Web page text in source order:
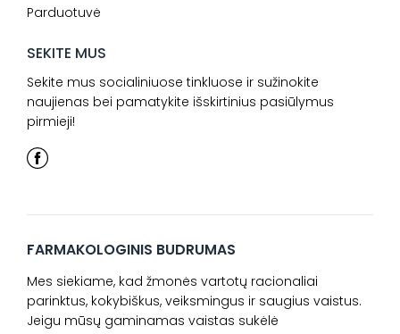
Parduotuvė
SEKITE MUS
Sekite mus socialiniuose tinkluose ir sužinokite
naujienas bei pamatykite išskirtinius pasiūlymus
pirmieji!
FARMAKOLOGINIS BUDRUMAS
Mes siekiame, kad žmonės vartotų racionaliai
parinktus, kokybiškus, veiksmingus ir saugius vaistus.
Jeigu mūsų gaminamas vaistas sukėlė